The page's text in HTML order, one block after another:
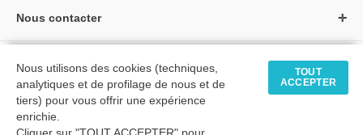
Créer un compte
★ Avis clients vérifiés
Livraisons et retours
Tarifs négociés
Comment passer commande
Nous contacter
Formulaire de contact
Siège social
Tous nos livres
Livres petite enfance
Livres maternelle
© 2026 - LIRE DEMAIN
Nous utilisons des cookies (techniques,
analytiques et de profilage de nous et de
tiers) pour vous offrir une expérience
enrichie.
TOUT
ACCEPTER